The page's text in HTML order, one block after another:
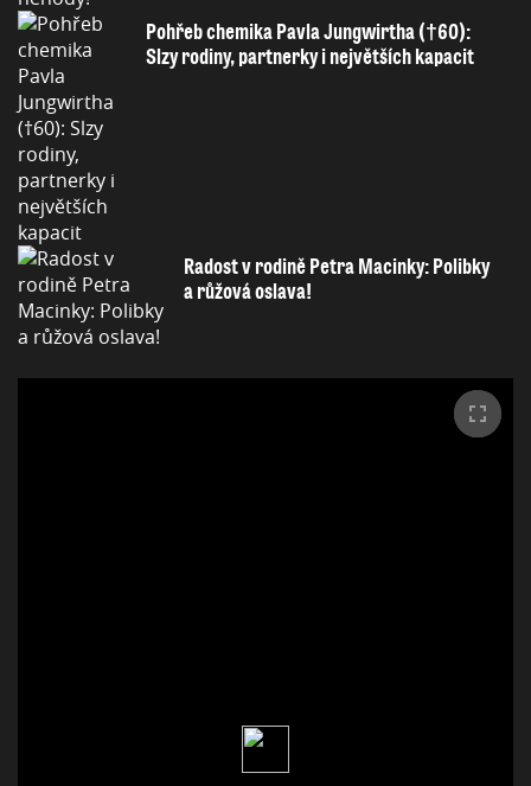
Pohřeb chemika Pavla Jungwirtha (†60):
Slzy rodiny, partnerky i největších kapacit
Radost v rodině Petra Macinky: Polibky
a růžová oslava!